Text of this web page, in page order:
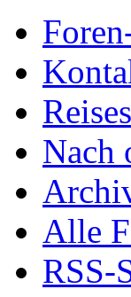
Nach
Alle
RSS-